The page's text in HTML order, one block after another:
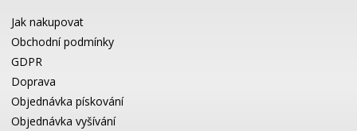
Jak nakupovat
Obchodní podmínky
GDPR
Doprava
Objednávka pískování
Objednávka vyšívání